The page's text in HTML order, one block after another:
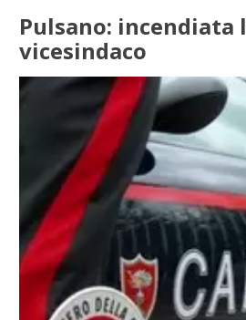
Pulsano: incendiata
vicesindaco